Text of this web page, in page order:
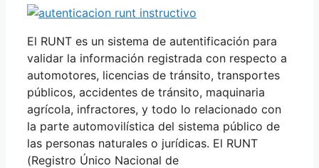
El RUNT es un sistema de autentificación para
validar la información registrada con respecto a
automotores, licencias de tránsito, transportes
públicos, accidentes de tránsito, maquinaria
agrícola, infractores, y todo lo relacionado con
la parte automovilística del sistema público de
las personas naturales o jurídicas. El RUNT
(Registro Único Nacional de